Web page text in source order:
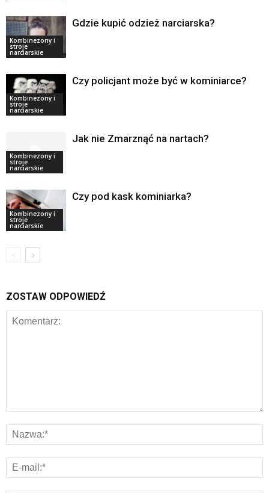
Kombinezony i
stroje
narciarskie
Gdzie kupić odzież narciarska?
Kombinezony i
stroje
narciarskie
Czy policjant może być w kominiarce?
Kombinezony i
stroje
narciarskie
Jak nie Zmarznąć na nartach?
Kombinezony i
stroje
narciarskie
Czy pod kask kominiarka?
ZOSTAW ODPOWIEDŹ